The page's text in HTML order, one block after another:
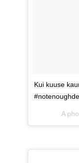
Kui kuuse
A